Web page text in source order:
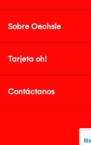
Sobre Oechsle
Tarjeta oh!
Contáctanos